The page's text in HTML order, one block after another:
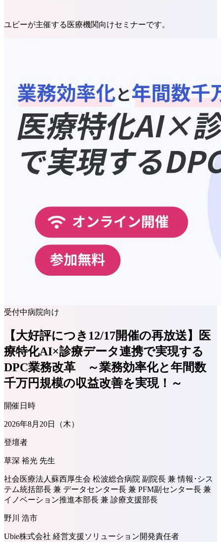
ユビーが主催する医療機関向けセミナーです。
受付中病院向け
【大好評につき12/17開催の再放送】医
療特化AI×診療データ連携で実現する
DPC業務改革 ～業務効率化と年間数
千万円規模の収益改善を実現！～
開催日時
2026年8月20日（木）
登壇者
草深 裕光 先生
社会医療法人蘇西厚生会 松波総合病院 副院長 兼 情報･シス
テム統括部長 兼 データセンター長 兼 PFM副センター長 兼
イノベーション推進本部長 兼 診療支援部長
野川 浩市
Ubie株式会社 経営支援ソリューション開発責任者